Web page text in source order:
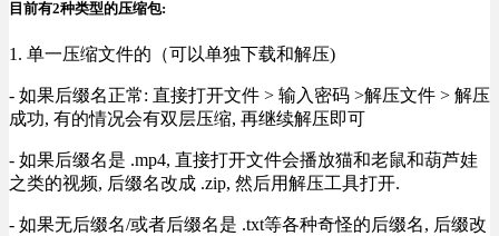
目前有2种类型的压缩包:
1. 单一压缩文件的（可以单独下载和解压)
- 如果后缀名正常: 直接打开文件 > 输入密码 >解压文件 > 解压
成功, 有的情况会有双层压缩, 再继续解压即可
- 如果后缀名是 .mp4, 直接打开文件会播放猫和老鼠和葫芦娃
之类的视频, 后缀名改成 .zip, 然后用解压工具打开.
- 如果无后缀名/或者后缀名是 .txt等各种奇怪的后缀名, 后缀改